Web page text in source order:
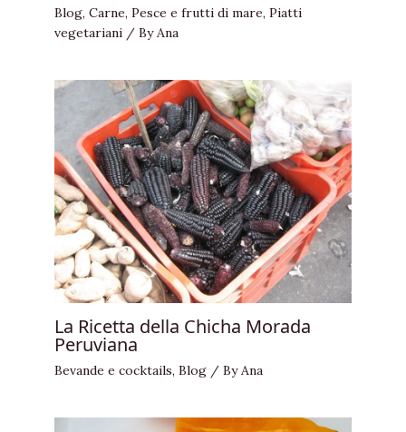
Blog, Carne, Pesce e frutti di mare, Piatti
vegetariani / ByAna
La Ricetta della Chicha Morada
Peruviana
Bevande e cocktails, Blog / ByAna